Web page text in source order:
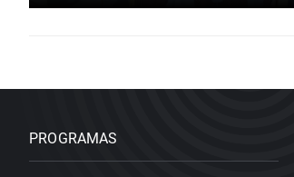
PROGRAMAS